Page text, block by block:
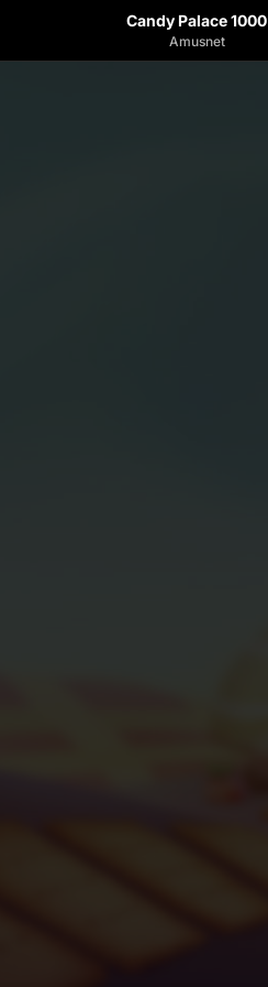
Candy Palace 1000
Amusnet